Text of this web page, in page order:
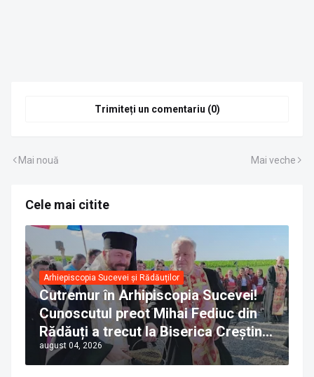
Trimiteți un comentariu (0)
Mai nouă Mai veche
Cele mai citite
Arhiepiscopia Sucevei și Rădăuților
Cutremur în Arhipiscopia Sucevei!
Cunoscutul preot Mihai Fediuc din
Rădăuți a trecut la Biserica Creștină
Ortodoxă Valahă. ÎPS Calinic anunță
că îi pregătește judecata canonică
august 04, 2026